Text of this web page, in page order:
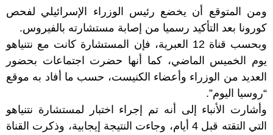
ومن المتوقع أن يخضع رئيس الوزراء الإسرائيلي لفحص
كورونا بعد التأكيد رسميا من إصابة مستشارته بالفيروس.
وبحسب قناة 12 العبرية، فإن المستشارة كانت مع نتنياهو
يوم الخميس الماضي، كما أنها حضرت اجتماعات بحضور
العديد من الوزراء وأعضاء الكنيست، حسب ما أفاد به موقع
“روسيا اليوم”.
وأشارت الأنباء إلى أنه تم إجراء اختبار لمستشارة نتنياهو
التي التقته قبل 4 أيام، وجاءت النتيجة إيجابية، وذكرت القناة